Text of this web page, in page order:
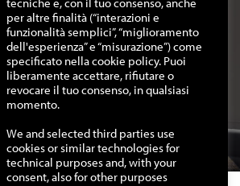
RICHIEDI I NOSTRI
CATALOGHI
CLICCA QUI
per altre finalità (“interazioni e
funzionalità semplici”, “miglioramento
dell'esperienza” e “misurazione”) come
specificato nella cookie policy. Puoi
liberamente accettare, rifiutare o
revocare il tuo consenso, in qualsiasi
momento.
We and selected third parties use
cookies or similar technologies for
technical purposes and, with your
consent, also for other purposes